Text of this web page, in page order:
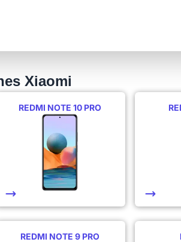
Xiaomi
REDMI NOTE 10 PRO
REDMI NOTE 9 PRO